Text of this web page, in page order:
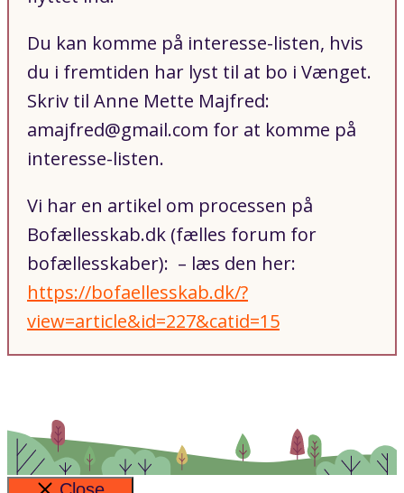
Du kan komme på interesse-listen, hvis
du i fremtiden har lyst til at bo i Vænget.
Skriv til Anne Mette Majfred:
amajfred@gmail.com for at komme på
interesse-listen.
Vi har en artikel om processen på
Bofællesskab.dk (fælles forum for
bofællesskaber): – læs den her:
https://bofaellesskab.dk/?
view=article&id=227&catid=15